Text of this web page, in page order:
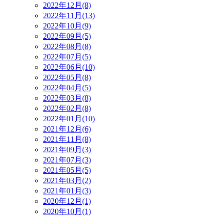
2022年12月(8)
2022年11月(13)
2022年10月(9)
2022年09月(5)
2022年08月(8)
2022年07月(5)
2022年06月(10)
2022年05月(8)
2022年04月(5)
2022年03月(8)
2022年02月(8)
2022年01月(10)
2021年12月(6)
2021年11月(8)
2021年09月(3)
2021年07月(3)
2021年05月(5)
2021年03月(2)
2021年01月(3)
2020年12月(1)
2020年10月(1)